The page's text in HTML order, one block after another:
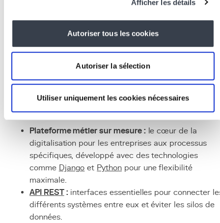
Afficher les détails
Autoriser tous les cookies
Autoriser la sélection
Utiliser uniquement les cookies nécessaires
premier facteur d'échec des projets de
clairs (temps de traitement, taux d'erreur,
satisfaction client) et les suivre régulièrement pour
mesurer le retour sur investissement et identifier les
Technologies et outils
associés
Plateforme métier sur mesure :le cœur de la
digitalisation pour les entreprises aux processus
spécifiques, développé avec des technologies
comme Django et Pythonpour une flexibilité
maximale.
API REST:interfaces essentielles pour connecter
différents systèmes entre eux et éviter les silos de
données.